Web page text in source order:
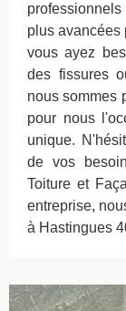
plus avancées
vous ayez
des fissures
nous sommes
pour nous
unique.
de vos
Toiture et
entreprise,
à Hastingues